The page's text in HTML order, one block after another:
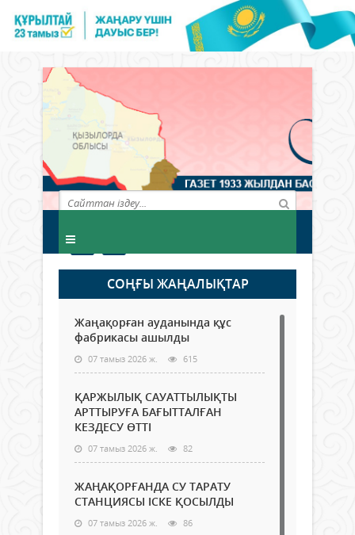
СОҢҒЫ ЖАҢАЛЫҚТАР
Жаңақорған ауданында құс
фабрикасы ашылды
07 тамыз 2026 ж. 615
ҚАРЖЫЛЫҚ САУАТТЫЛЫҚТЫ
АРТТЫРУҒА БАҒЫТТАЛҒАН
КЕЗДЕСУ ӨТТІ
07 тамыз 2026 ж. 82
ЖАҢАҚОРҒАНДА СУ ТАРАТУ
СТАНЦИЯСЫ ІСКЕ ҚОСЫЛДЫ
07 тамыз 2026 ж. 86